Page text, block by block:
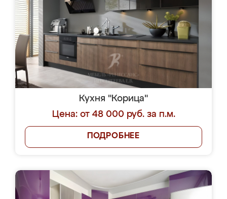
Кухня "Корица"
Цена: от 48 000 руб. за п.м.
ПОДРОБНЕЕ